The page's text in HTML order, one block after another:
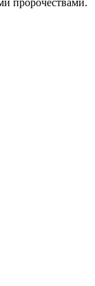
пророчествами.